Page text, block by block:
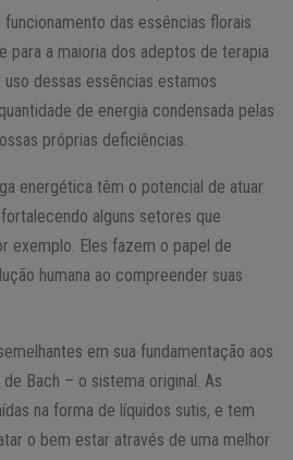
das essências florais
para a maioria dos adeptos de terapia
dessas essências estamos
de energia condensada pelas
próprias deficiências.
energética têm o potencial de atuar
alguns setores que
exemplo. Eles fazem o papel de
humana ao compreender suas
em sua fundamentação aos
Bach – o sistema original. As
na forma de líquidos sutis, e tem
o bem estar através de uma melhor